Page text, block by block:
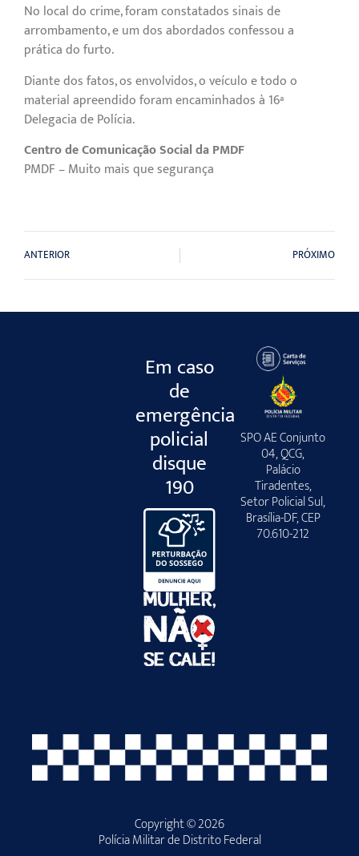
No local do crime, foram constatados sinais de
arrombamento, e um dos abordados confessou a
prática do furto.
Diante dos fatos, os envolvidos, o veículo e todo o
material apreendido foram encaminhados à 16ª
Delegacia de Polícia.
Centro de Comunicação Social da PMDF
PMDF – Muito mais que segurança
ANTERIOR PRÓXIMO
Em caso
de
emergência
policial
disque
190
SPO AE Conjunto
04, QCG,
Palácio
Tiradentes,
Setor Policial Sul,
Brasília-DF, CEP
70.610-212
Copyright © 2026
Polícia Militar de Distrito Federal